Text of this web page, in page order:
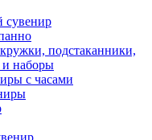
сувенир
подстаканники,
наборы
с часами